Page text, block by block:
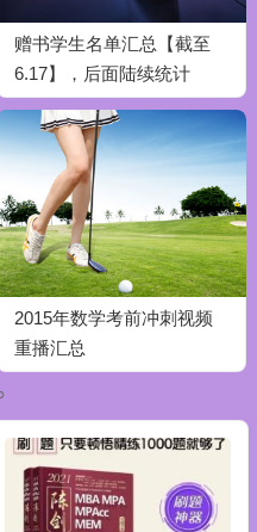
赠书学生名单汇总【截至
6.17】，后面陆续统计
2015年数学考前冲刺视频
重播汇总